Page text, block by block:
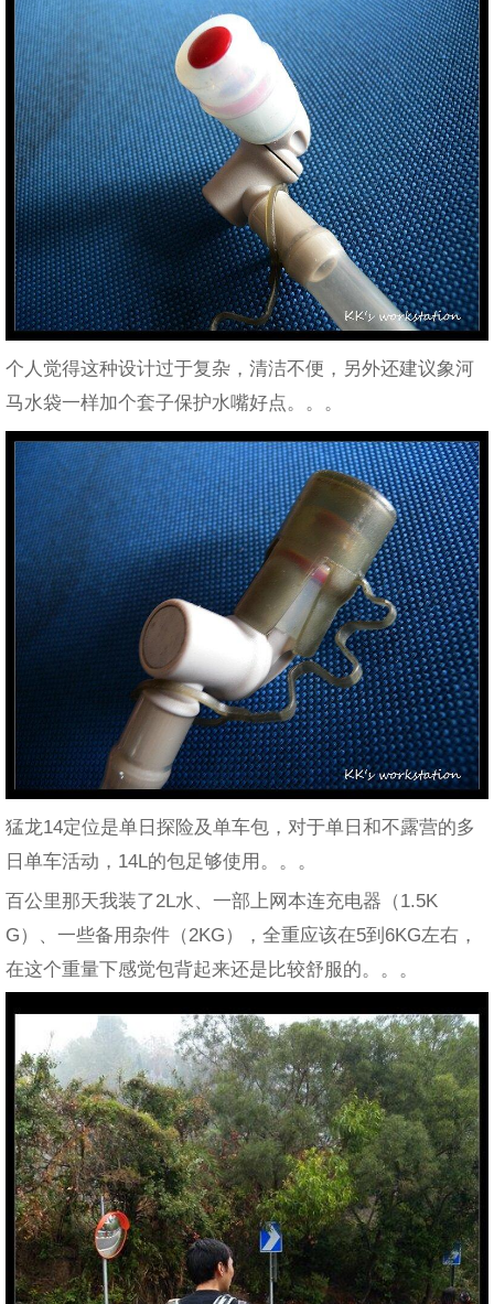
个人觉得这种设计过于复杂，清洁不便，另外还建议象河
马水袋一样加个套子保护水嘴好点。。。
猛龙14定位是单日探险及单车包，对于单日和不露营的多
日单车活动，14L的包足够使用。。。
百公里那天我装了2L水、一部上网本连充电器（1.5K
G）、一些备用杂件（2KG），全重应该在5到6KG左右，
在这个重量下感觉包背起来还是比较舒服的。。。